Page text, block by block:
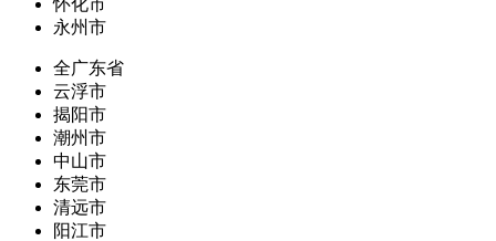
怀化市
永州市
全广东省
云浮市
揭阳市
潮州市
中山市
东莞市
清远市
阳江市